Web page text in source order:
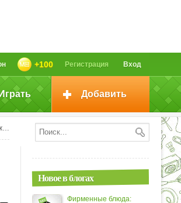
Вход
Регистрация
+100
Добавить
Новое в блогах
Фирменные блюда: